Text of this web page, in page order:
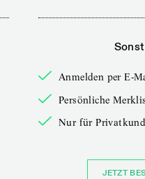
Anmelden per E-
Persönliche
Nur für
JETZT